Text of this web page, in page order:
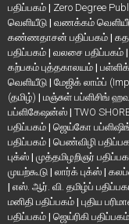
பதிப்பகம் | Zero Degree
வெளியீடு | வணக்கம்
கண்ணதாசன் பதிப்பகம் |
பதிப்பகம் | வலசை பதிப்பகம் |
கற்பகம் புத்தகாலயம் |
வெளியீடு | மேஜிக் லாம்ப்
(தமிழ்) | மஞ்சுள் பப்ளிசிங்
பப்ளிகேஷன்ஸ் | TWO
பதிப்பகம் | ஜெய்கோ
பதிப்பகம் | பெண்விழி
புக்ஸ் | முத்தமிழறிஞர்
முயற்கூடு | லார்க் புக்ஸ் |
| எஸ். ஆர். வி. தமிழ்ப்
மனிதி பதிப்பகம் | புதிய
பதிப்பகம் | ஜெய்ரிகி பதிப்பகம்